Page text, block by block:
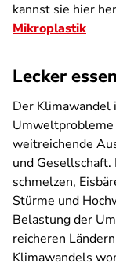
kannst sie hier
Mikroplastik
Lecker
Der
weitreichende
und Gesellschaft.
schmelzen,
Stürme und
Belastung der
reicheren
Klimawandels